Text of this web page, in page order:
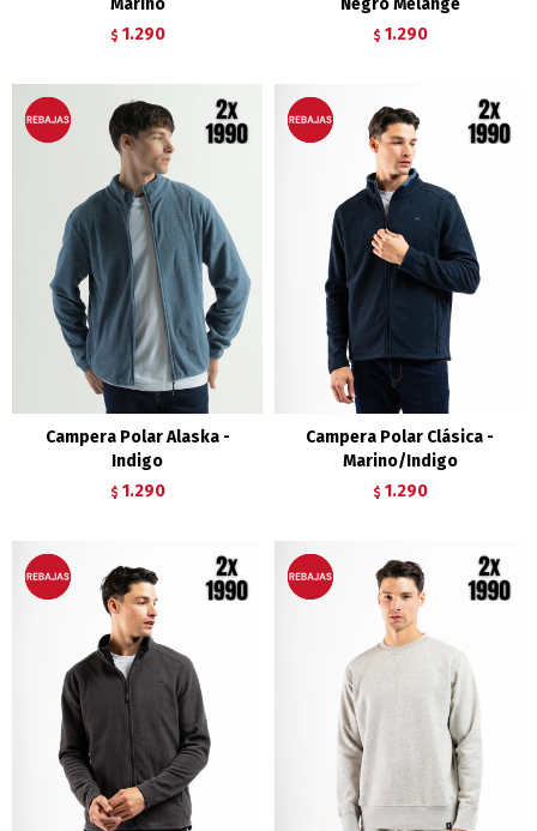
$ 1.290 $ 1.290
Campera Polar Alaska -
Indigo
$ 1.290
Campera Polar Clásica -
Marino/Indigo
$ 1.290